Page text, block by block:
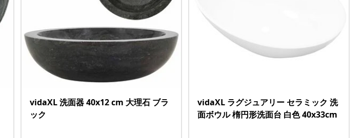
vidaXL 洗面器 40x12 cm 大理石 ブラ
ック
vidaXL ラグジュアリー セラミック 洗
面ボウル 楕円形洗面台 白色 40x33cm